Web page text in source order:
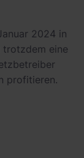
2024 in
trotzdem eine
profitieren.